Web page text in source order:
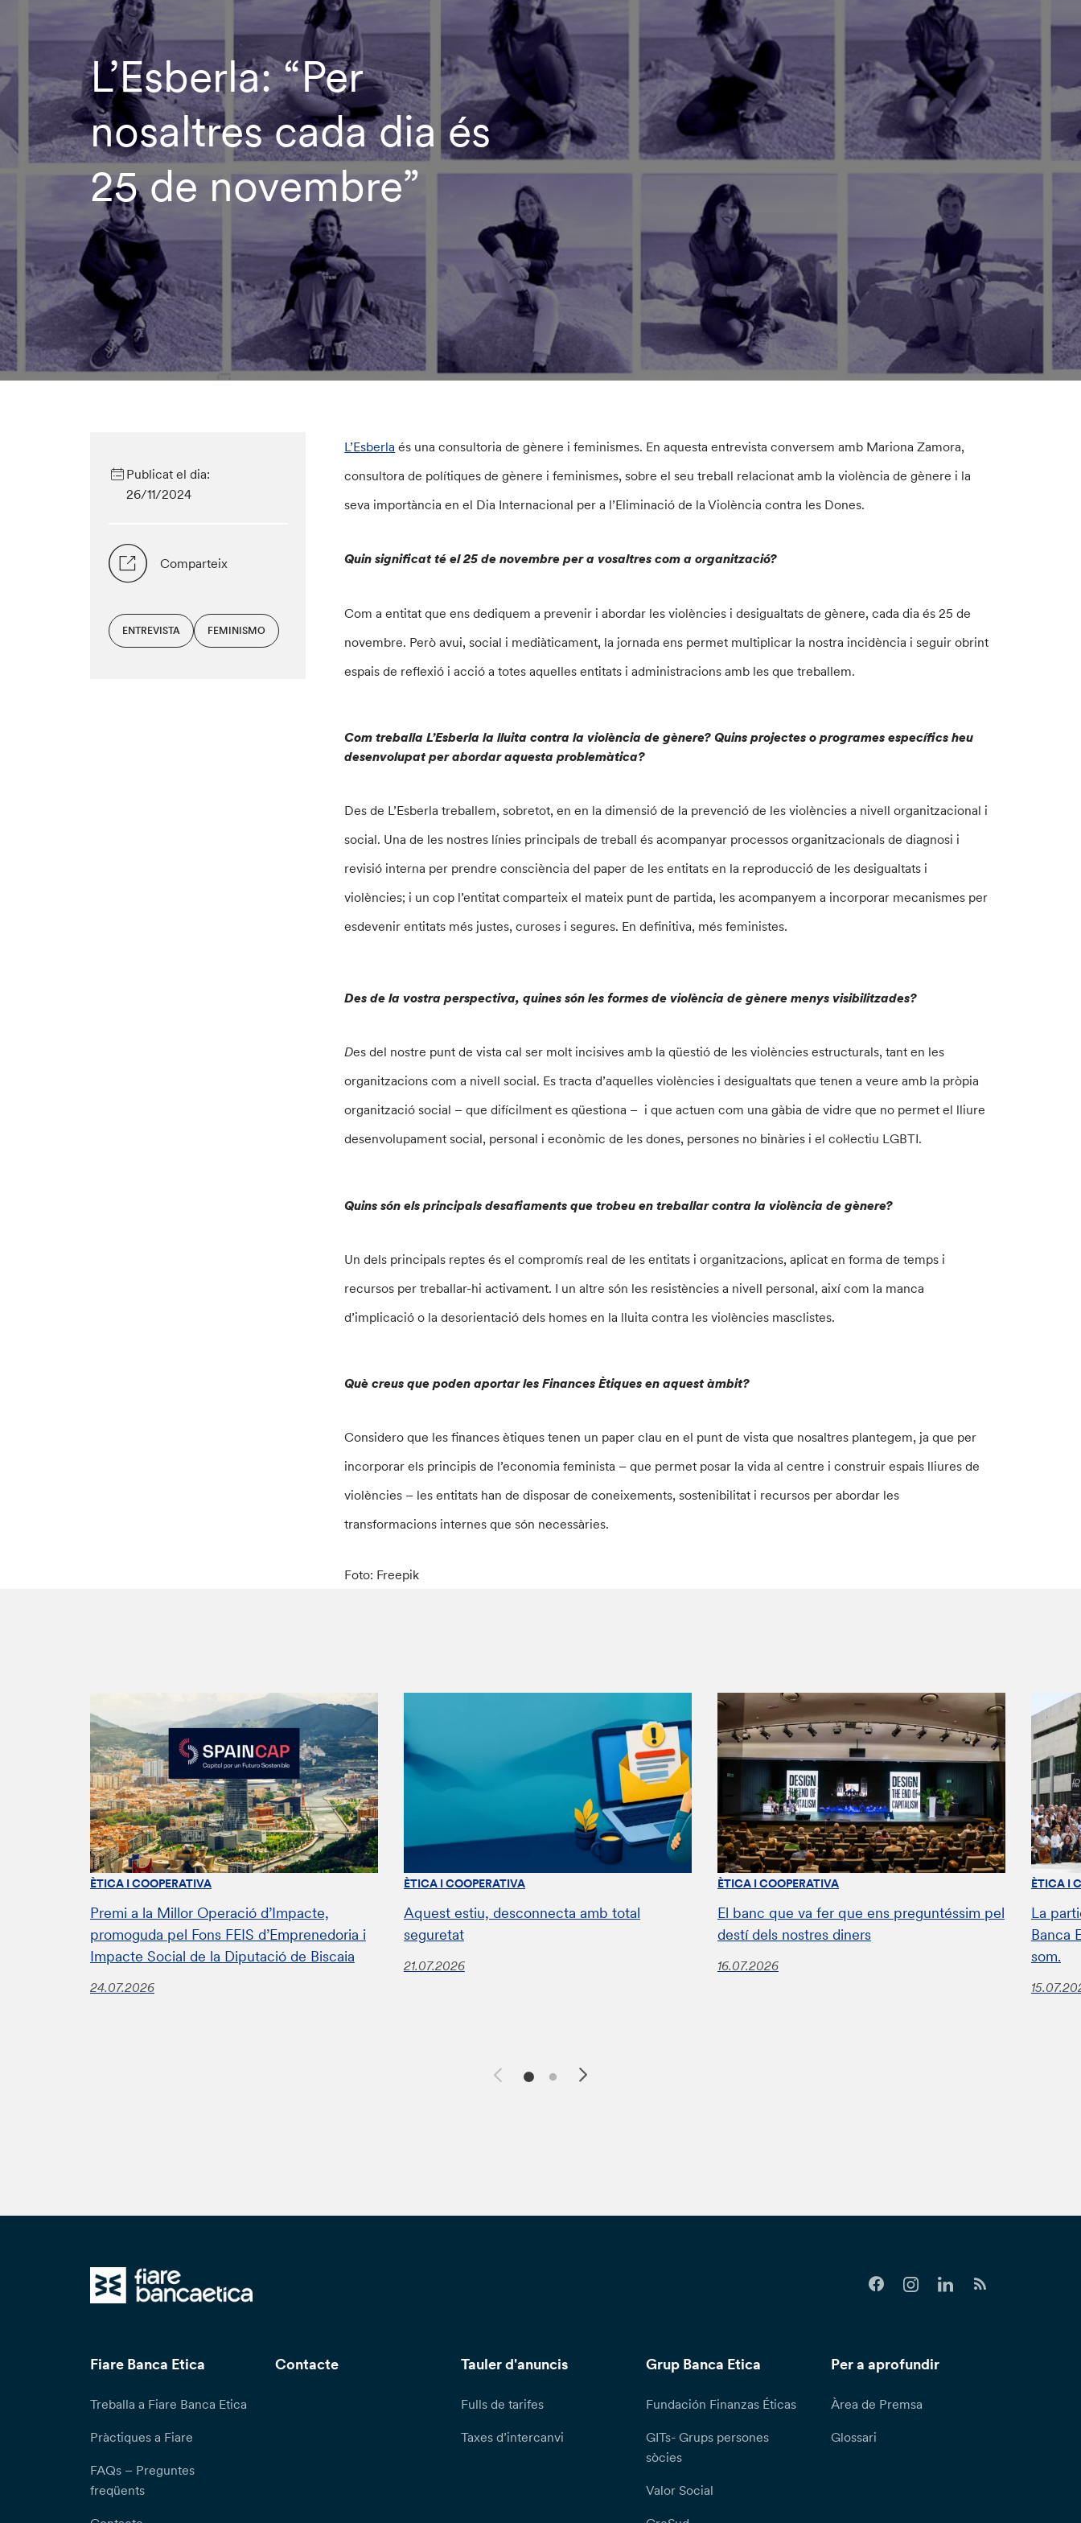
L’Esberla: “Per
nosaltres cada dia és
25 de novembre”
Publicat el dia:
26/11/2024
Comparteix
ENTREVISTA FEMINISMO
L’Esberla és una consultoria de gènere i feminismes. En aquesta entrevista conversem amb Mariona Zamora,
consultora de polítiques de gènere i feminismes, sobre el seu treball relacionat amb la violència de gènere i la
seva importància en el Dia Internacional per a l’Eliminació de la Violència contra les Dones.
Quin significat té el 25 de novembre per a vosaltres com a organització?
Com a entitat que ens dediquem a prevenir i abordar les violències i desigualtats de gènere, cada dia és 25 de
novembre. Però avui, social i mediàticament, la jornada ens permet multiplicar la nostra incidència i seguir obrint
espais de reflexió i acció a totes aquelles entitats i administracions amb les que treballem.
Com treballa L’Esberla la lluita contra la violència de gènere? Quins projectes o programes específics heu
desenvolupat per abordar aquesta problemàtica?
Des de L’Esberla treballem, sobretot, en en la dimensió de la prevenció de les violències a nivell organitzacional i
social. Una de les nostres línies principals de treball és acompanyar processos organitzacionals de diagnosi i
revisió interna per prendre consciència del paper de les entitats en la reproducció de les desigualtats i
violències; i un cop l’entitat comparteix el mateix punt de partida, les acompanyem a incorporar mecanismes per
esdevenir entitats més justes, curoses i segures. En definitiva, més feministes.
Des de la vostra perspectiva, quines són les formes de violència de gènere menys visibilitzades?
Des del nostre punt de vista cal ser molt incisives amb la qüestió de les violències estructurals, tant en les
organitzacions com a nivell social. Es tracta d’aquelles violències i desigualtats que tenen a veure amb la pròpia
organització social – que difícilment es qüestiona – i que actuen com una gàbia de vidre que no permet el lliure
desenvolupament social, personal i econòmic de les dones, persones no binàries i el col·lectiu LGBTI.
Quins són els principals desafiaments que trobeu en treballar contra la violència de gènere?
Un dels principals reptes és el compromís real de les entitats i organitzacions, aplicat en forma de temps i
recursos per treballar-hi activament. I un altre són les resistències a nivell personal, així com la manca
d’implicació o la desorientació dels homes en la lluita contra les violències masclistes.
Què creus que poden aportar les Finances Ètiques en aquest àmbit?
Considero que les finances ètiques tenen un paper clau en el punt de vista que nosaltres plantegem, ja que per
incorporar els principis de l’economia feminista – que permet posar la vida al centre i construir espais lliures de
violències – les entitats han de disposar de coneixements, sostenibilitat i recursos per abordar les
transformacions internes que són necessàries.
Foto: Freepik
ÈTICA I COOPERATIVA
Premi a la Millor Operació d’Impacte,
promoguda pel Fons FEIS d’Emprenedoria i
Impacte Social de la Diputació de Biscaia
24.07.2026
ÈTICA I COOPERATIVA
Aquest estiu, desconnecta amb total
seguretat
21.07.2026
ÈTICA I COOPERATIVA
El banc que va fer que ens preguntéssim pel
destí dels nostres diners
16.07.2026
ÈTICA I
La
Banca
som.
Fiare Banca Etica
Treballa a Fiare Banca Etica
Pràctiques a Fiare
FAQs – Preguntes
freqüents
Contacte Tauler d'anuncis
Fulls de tarifes
Taxes d’intercanvi
Grup Banca Etica
Fundación Finanzas Éticas
GITs- Grups persones
sòcies
Valor Social
Per a aprofundir
Àrea de Premsa
Glossari